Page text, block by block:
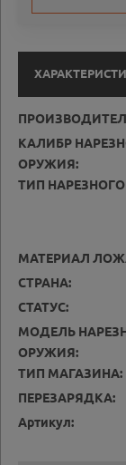
КАЛИБР
ОРУЖИЯ:
ТИП
МАТЕРИАЛ
СТРАНА:
СТАТУС:
МОДЕЛЬ
ОРУЖИЯ:
ТИП МАГАЗИНА:
ПЕРЕЗАРЯДКА:
Артикул: